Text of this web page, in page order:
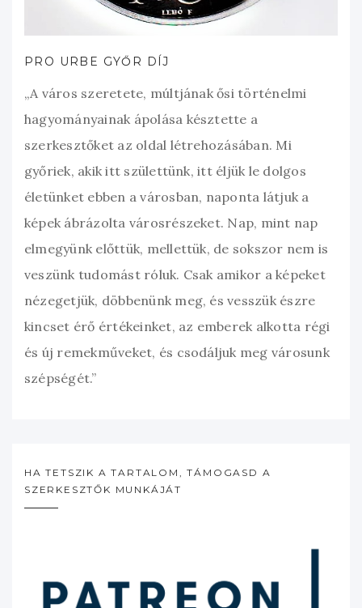
PRO URBE GYŐR DÍJ
„A város szeretete, múltjának ősi történelmi
hagyományainak ápolása késztette a
szerkesztőket az oldal létrehozásában. Mi
győriek, akik itt születtünk, itt éljük le dolgos
életünket ebben a városban, naponta látjuk a
képek ábrázolta városrészeket. Nap, mint nap
elmegyünk előttük, mellettük, de sokszor nem is
veszünk tudomást róluk. Csak amikor a képeket
nézegetjük, döbbenünk meg, és vesszük észre
kincset érő értékeinket, az emberek alkotta régi
és új remekműveket, és csodáljuk meg városunk
szépségét.”
HA TETSZIK A TARTALOM, TÁMOGASD A
SZERKESZTŐK MUNKÁJÁT